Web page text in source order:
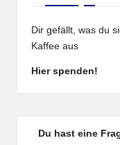
Dir gefällt, was du
Kaffee aus
Hier spenden!
Du hast eine